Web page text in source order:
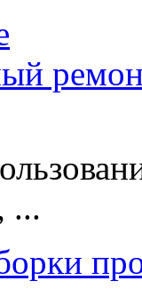
...